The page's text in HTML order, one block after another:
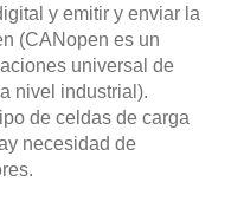
y emitir y enviar la
(CANopen es un
universal de
nivel industrial).
de celdas de carga
necesidad de